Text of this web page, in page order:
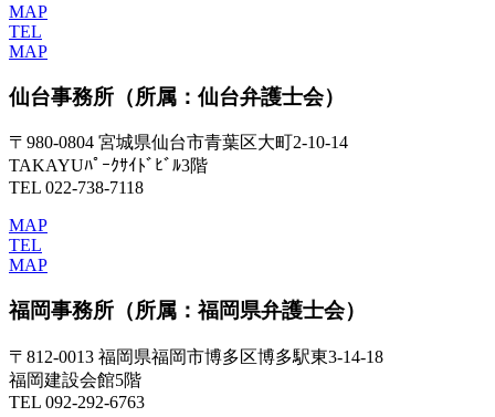
MAP
TEL
MAP
仙台事務所 （所属：仙台弁護士会）
〒980-0804 宮城県仙台市青葉区大町2-10-14
TAKAYUﾊﾟｰｸｻｲﾄﾞﾋﾞﾙ3階
TEL 022-738-7118
MAP
TEL
MAP
福岡事務所 （所属：福岡県弁護士会）
〒812-0013 福岡県福岡市博多区博多駅東3-14-18
福岡建設会館5階
TEL 092-292-6763